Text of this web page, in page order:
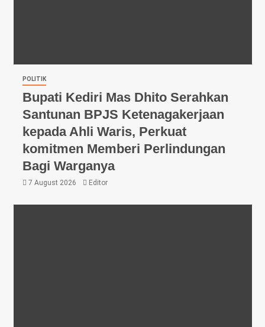
POLITIK
Bupati Kediri Mas Dhito Serahkan
Santunan BPJS Ketenagakerjaan
kepada Ahli Waris, Perkuat
komitmen Memberi Perlindungan
Bagi Warganya
7 August 2026 Editor